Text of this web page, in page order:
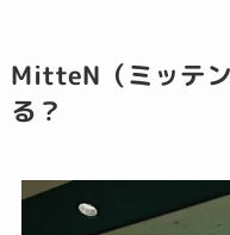
MitteN（ミッテ
る？